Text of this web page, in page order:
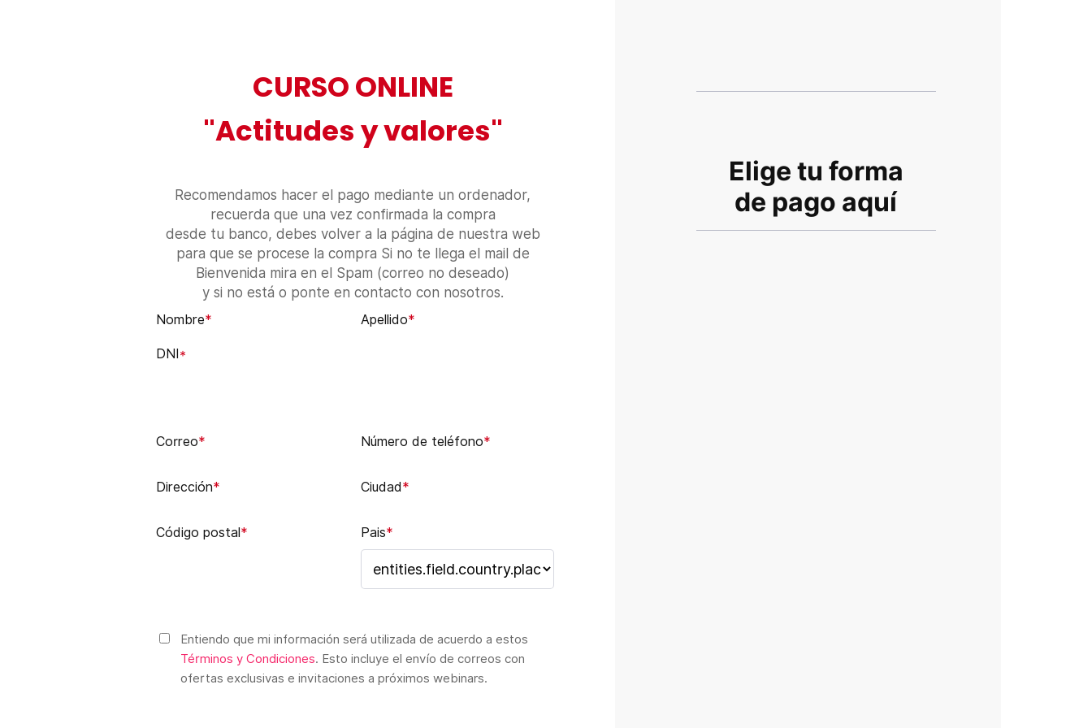
CURSO ONLINE
"Actitudes y valores"
Recomendamos hacer el pago mediante un ordenador,
recuerda que una vez confirmada la compra
desde tu banco, debes volver a la página de nuestra web
para que se procese la compra Si no te llega el mail de
Bienvenida mira en el Spam (correo no deseado)
y si no está o ponte en contacto con nosotros.
Nombre* Apellido*
DNI*
Correo* Número de teléfono*
Dirección* Ciudad*
Código postal* Pais*
Entiendo que mi información será utilizada de acuerdo a estos
Términos y Condiciones. Esto incluye el envío de correos con
ofertas exclusivas e invitaciones a próximos webinars.
Elige tu forma
de pago aquí